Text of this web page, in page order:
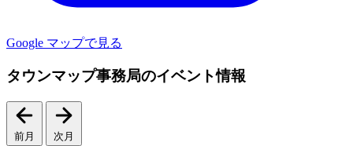
Google マップで見る
タウンマップ事務局のイベント情報
前月 次月